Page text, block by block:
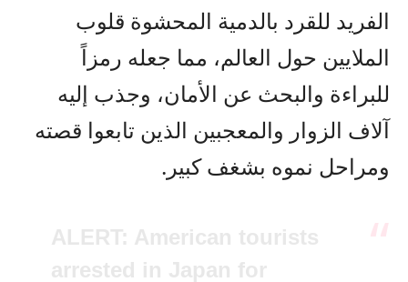
الفريد للقرد بالدمية المحشوة قلوب
الملايين حول العالم، مما جعله رمزاً
للبراءة والبحث عن الأمان، وجذب إليه
آلاف الزوار والمعجبين الذين تابعوا قصته
ومراحل نموه بشغف كبير.